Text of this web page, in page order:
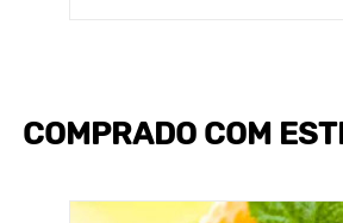
COMPRADO COM